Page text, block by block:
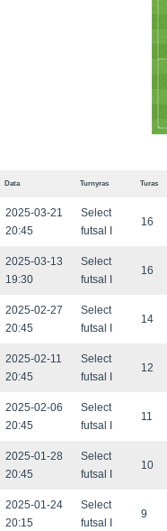
Data Turnyras Turas
2025-03-21
20:45
Select
futsal I
16
2025-03-13
19:30
Select
futsal I
16
2025-02-27
20:45
Select
futsal I
14
2025-02-11
20:45
Select
futsal I
12
2025-02-06
20:45
Select
futsal I
11
2025-01-28
20:45
Select
futsal I
10
2025-01-24
20:15
Select
futsal I
9